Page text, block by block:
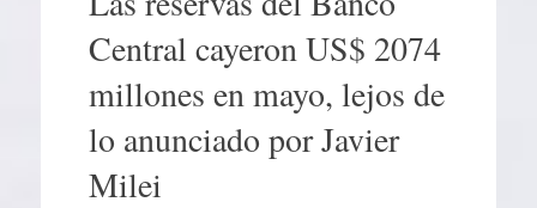
Central cayeron US$ 2074
millones en mayo, lejos de
lo anunciado por Javier
Milei